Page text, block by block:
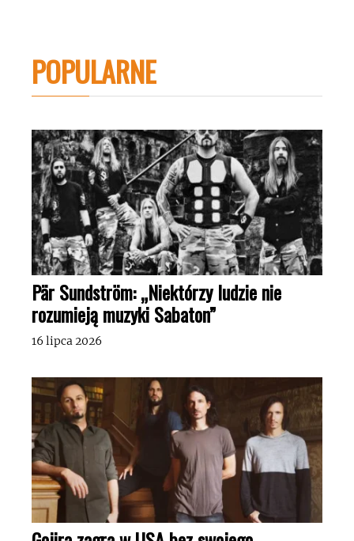
POPULARNE
Pär Sundström: „Niektórzy ludzie nie
rozumieją muzyki Sabaton”
16 lipca 2026